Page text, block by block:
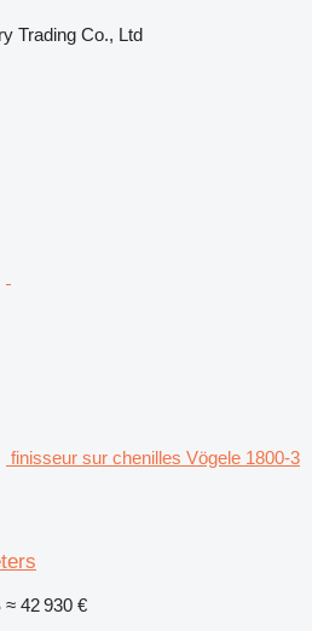
Trading Co., Ltd
finisseur sur chenilles Vögele 1800-3
≈ 42 930 €